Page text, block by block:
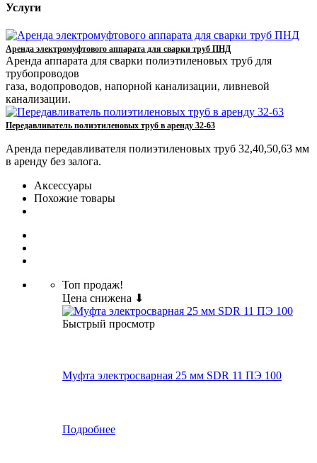
Услуги
Аренда электромуфтового аппарата для сварки труб ПНД
Аренда аппарата для сварки полиэтиленовых труб для
трубопроводов
газа, водопроводов, напорной канализации, ливневой
канализации.
Передавливатель полиэтиленовых труб в аренду 32-63
Аренда передавливателя полиэтиленовых труб 32,40,50,63 мм
в аренду без залога.
Аксессуары
Похожие товары
Топ продаж!
Цена снижена ⬇
Быстрый просмотр
Муфта электросварная 25 мм SDR 11 ПЭ 100
Подробнее